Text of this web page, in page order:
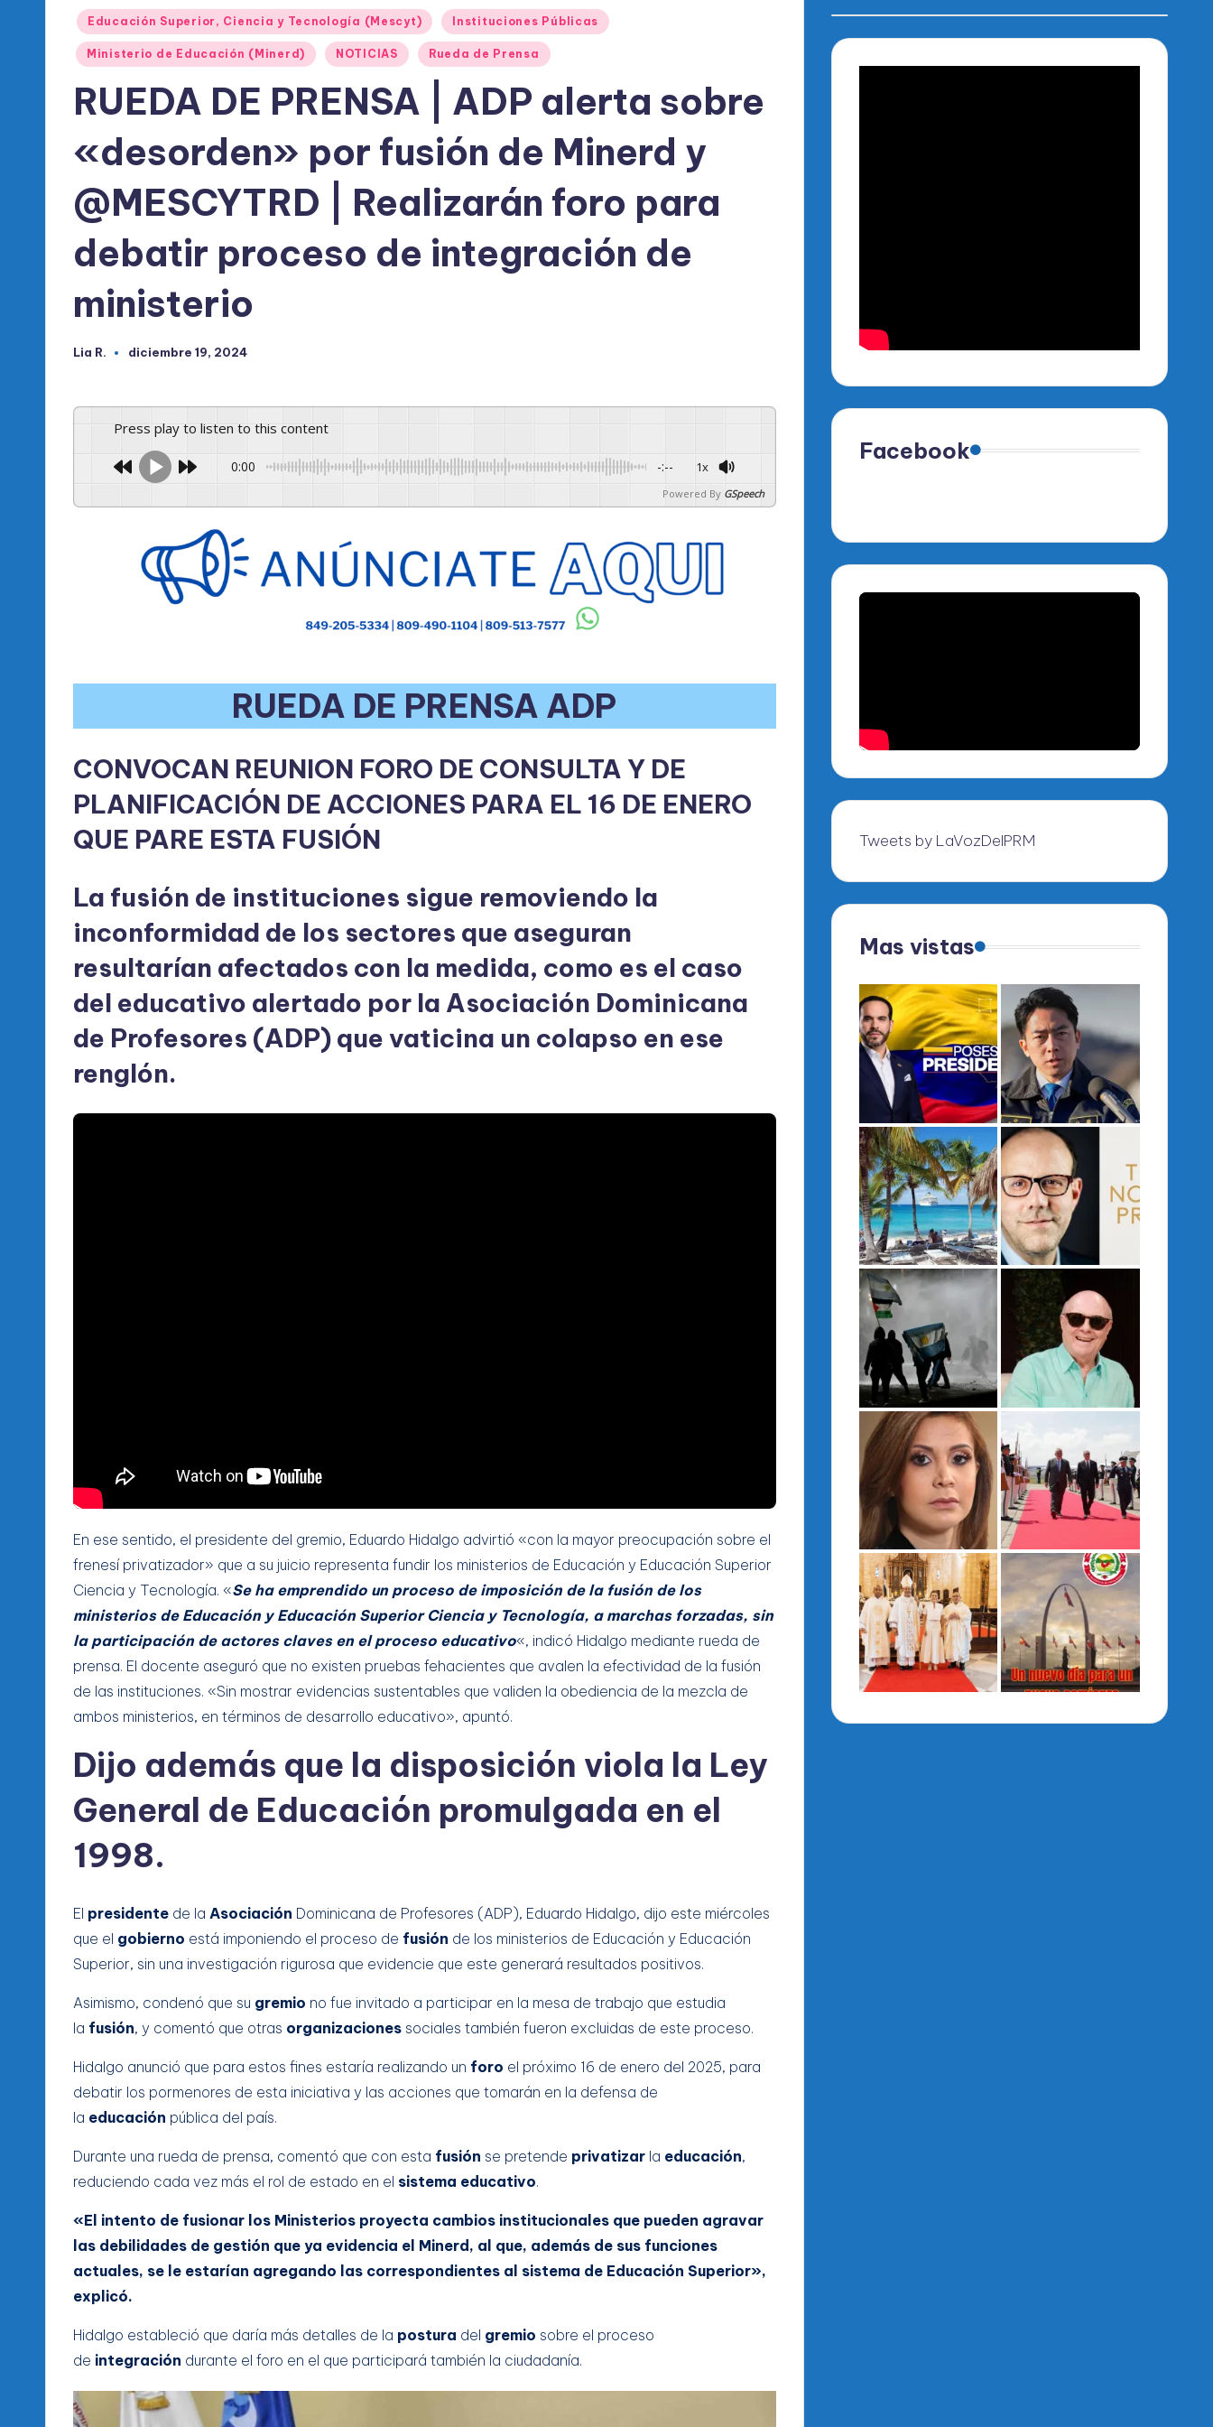
Publicado
en
Educación Superior, Ciencia y Tecnología (Mescyt) Instituciones Públicas
Ministerio de Educación (Minerd) NOTICIAS Rueda de Prensa
RUEDA DE PRENSA | ADP alerta sobre
«desorden» por fusión de Minerd y
@MESCYTRD | Realizarán foro para
debatir proceso de integración de
ministerio
Publicado
Lia R. diciembre 19, 2024
Press play to listen to this content
0:00 -:-- 1x
Powered By GSpeech
RUEDA DE PRENSA ADP
CONVOCAN REUNION FORO DE CONSULTA Y DE
PLANIFICACIÓN DE ACCIONES PARA EL 16 DE ENERO
QUE PARE ESTA FUSIÓN
La fusión de instituciones sigue removiendo la
inconformidad de los sectores que aseguran
resultarían afectados con la medida, como es el caso
del educativo alertado por la Asociación Dominicana
de Profesores (ADP) que vaticina un colapso en ese
renglón.
En ese sentido, el presidente del gremio, Eduardo Hidalgo advirtió «con la mayor preocupación sobre el
frenesí privatizador» que a su juicio representa fundir los ministerios de Educación y Educación Superior
Ciencia y Tecnología. «Se ha emprendido un proceso de imposición de la fusión de los
ministerios de Educación y Educación Superior Ciencia y Tecnología, a marchas forzadas, sin
la participación de actores claves en el proceso educativo«, indicó Hidalgo mediante rueda de
prensa. El docente aseguró que no existen pruebas fehacientes que avalen la efectividad de la fusión
de las instituciones. «Sin mostrar evidencias sustentables que validen la obediencia de la mezcla de
ambos ministerios, en términos de desarrollo educativo», apuntó.
Dijo además que la disposición viola la Ley
General de Educación promulgada en el
1998.
El presidente de la Asociación Dominicana de Profesores (ADP), Eduardo Hidalgo, dijo este miércoles
que el gobierno está imponiendo el proceso de fusión de los ministerios de Educación y Educación
Superior, sin una investigación rigurosa que evidencie que este generará resultados positivos.
Asimismo, condenó que su gremio no fue invitado a participar en la mesa de trabajo que estudia
la fusión, y comentó que otras organizaciones sociales también fueron excluidas de este proceso.
Hidalgo anunció que para estos fines estaría realizando un foro el próximo 16 de enero del 2025, para
debatir los pormenores de esta iniciativa y las acciones que tomarán en la defensa de
la educación pública del país.
Durante una rueda de prensa, comentó que con esta fusión se pretende privatizar la educación,
reduciendo cada vez más el rol de estado en el sistema educativo.
«El intento de fusionar los Ministerios proyecta cambios institucionales que pueden agravar
las debilidades de gestión que ya evidencia el Minerd, al que, además de sus funciones
actuales, se le estarían agregando las correspondientes al sistema de Educación Superior»,
explicó.
Hidalgo estableció que daría más detalles de la postura del gremio sobre el proceso
de integración durante el foro en el que participará también la ciudadanía.
Facebook
Tweets by LaVozDelPRM
Mas vistas